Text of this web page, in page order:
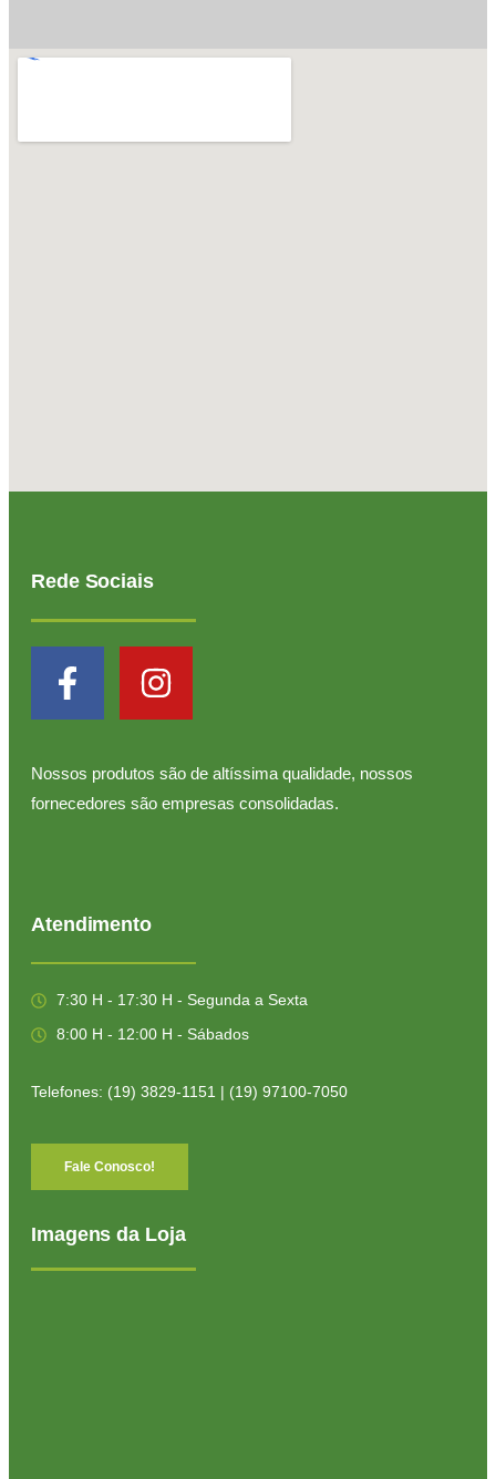
Rede Sociais
Nossos produtos são de altíssima qualidade, nossos
fornecedores são empresas consolidadas.
Atendimento
7:30 H - 17:30 H - Segunda a Sexta
8:00 H - 12:00 H - Sábados
Telefones: (19) 3829-1151 | (19) 97100-7050
Fale Conosco!
Imagens da Loja